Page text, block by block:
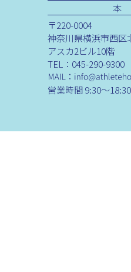
〒220-0004
神奈川県横浜市西区
アスカ2ビル10階
TEL：045-290-9300
営業時間 9:30～